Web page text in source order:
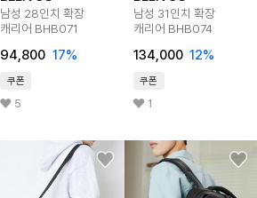
남성 28인치 확장
캐리어 BHB071
94,800 17%
쿠폰
5
남성 31인치 확장
캐리어 BHB074
134,000 12%
쿠폰
1